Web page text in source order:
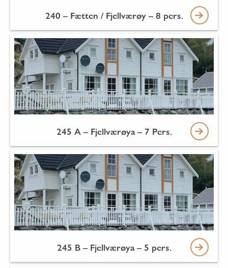
240 – Fætten / Fjellværøy – 8 pers.
245 A – Fjellværøya – 7 Pers.
245 B – Fjellværøya – 5 pers.